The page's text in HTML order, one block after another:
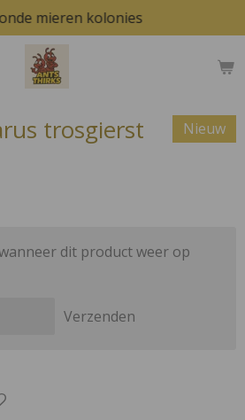
mieren kolonies
trosgierst Nieuw
dit product weer op
Verzenden